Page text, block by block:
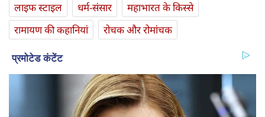
लाइफ स्‍टाइल
धर्म-संसार
महाभारत के किस्से
रामायण की कहानियां
रोचक और रोमांचक